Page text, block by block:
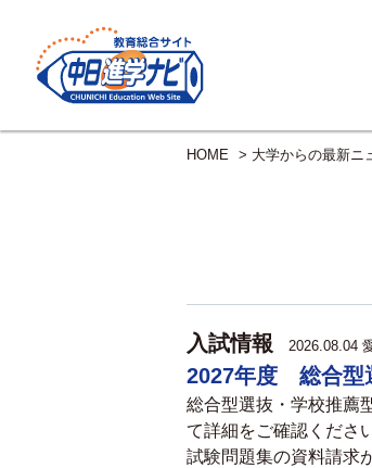
HOME > 大学からの最新ニ
入試情報 2026.08.04
2027年度 総合型
総合型選抜・学校推薦
て詳細をご確認くださ
試験問題集の資料請求